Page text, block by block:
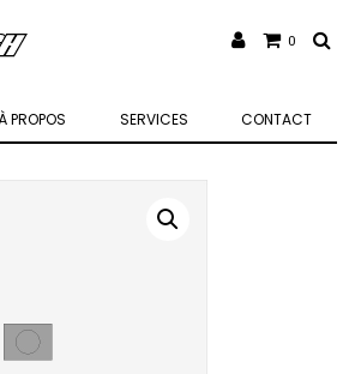
PROPOS SERVICES CONTACT
0